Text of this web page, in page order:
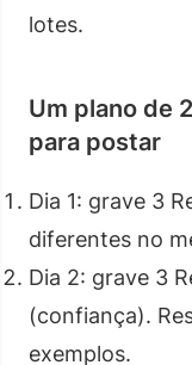
lotes.
Um plano de
para postar
Dia 1: grave 3
diferentes no
Dia 2: grave 3
(confiança).
exemplos.